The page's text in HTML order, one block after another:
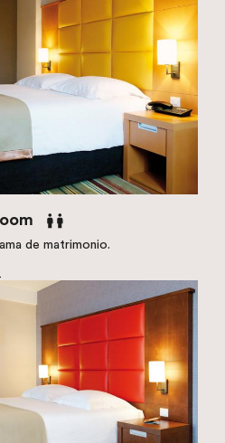
de matrimonio.